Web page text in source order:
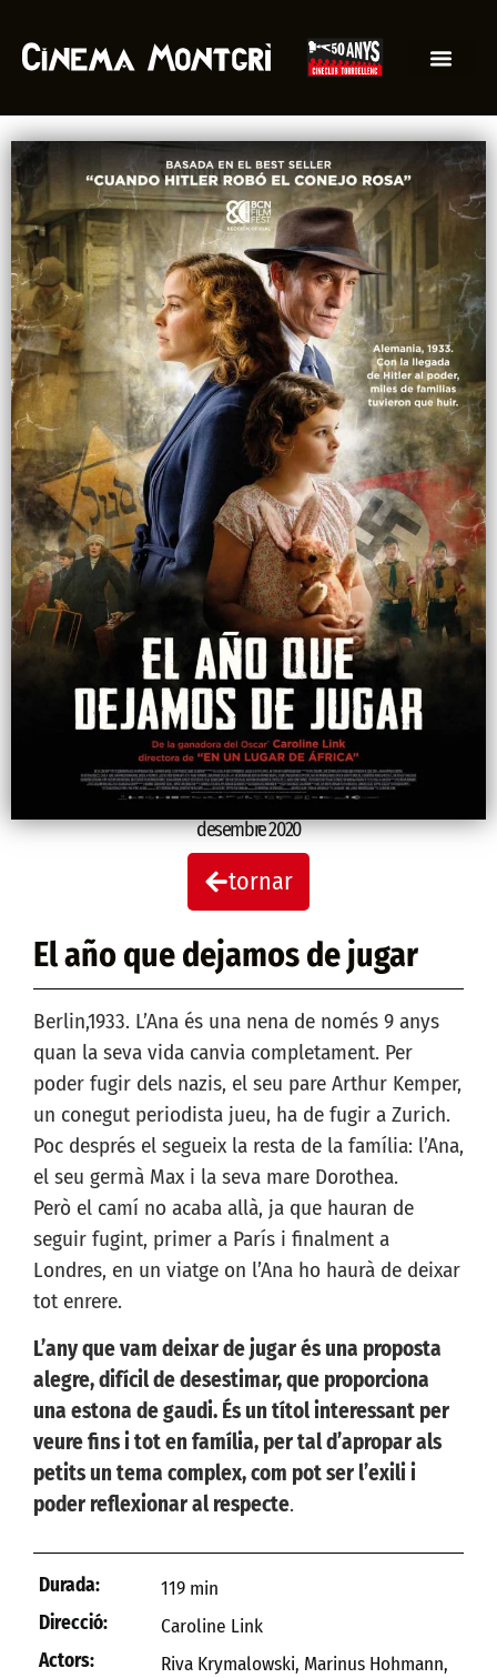
desembre 2020
tornar
El año que dejamos de jugar
Berlin,1933. L’Ana és una nena de només 9 anys
quan la seva vida canvia completament. Per
poder fugir dels nazis, el seu pare Arthur Kemper,
un conegut periodista jueu, ha de fugir a Zurich.
Poc després el segueix la resta de la família: l’Ana,
el seu germà Max i la seva mare Dorothea.
Però el camí no acaba allà, ja que hauran de
seguir fugint, primer a París i finalment a
Londres, en un viatge on l’Ana ho haurà de deixar
tot enrere.
L’any que vam deixar de jugar és una proposta
alegre, difícil de desestimar, que proporciona
una estona de gaudi. És un títol interessant per
veure fins i tot en família, per tal d’apropar als
petits un tema complex, com pot ser l’exili i
poder reflexionar al respecte.
Durada:
119 min
Direcció:
Caroline Link
Actors:
Riva Krymalowski, Marinus Hohmann,